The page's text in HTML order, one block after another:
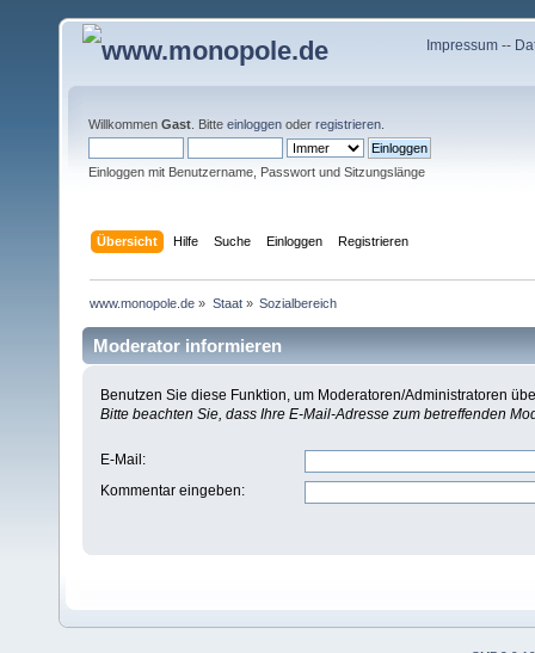
Impressum--
Willkommen Gast . Bitte einloggen oder registrieren
Einloggen mit Benutzername, Passwort und Sitzungslänge
Übersicht Hilfe Suche Einloggen Registrieren
www.monopole.de » Staat» Sozialbereich
Moderator informieren
Benutzen Sie diese Funktion, um Moderatoren/Administratoren
Bitte beachten Sie, dass Ihre E-Mail-Adresse zum betreffenden
E-Mail :
Kommentar eingeben: